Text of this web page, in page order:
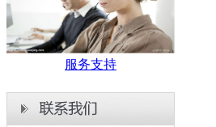
服务支持